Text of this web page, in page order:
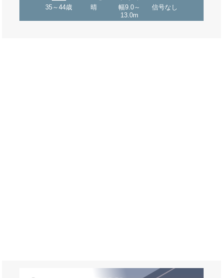
35～44歳 晴
幅9.0～
13.0m
信号なし